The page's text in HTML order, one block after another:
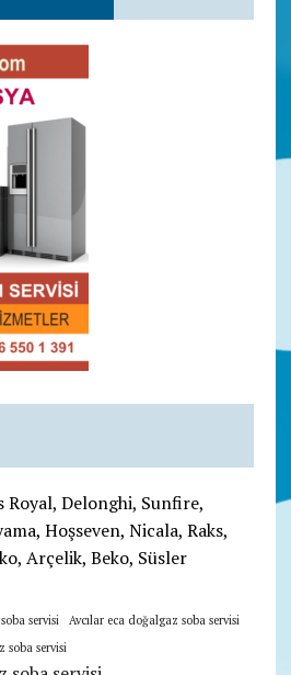
Royal, Delonghi, Sunfire,
Hoşseven, Nicala, Raks,
Arçelik, Beko, Süsler
servisi
Avcılar eca doğalgaz soba servisi
soba servisi